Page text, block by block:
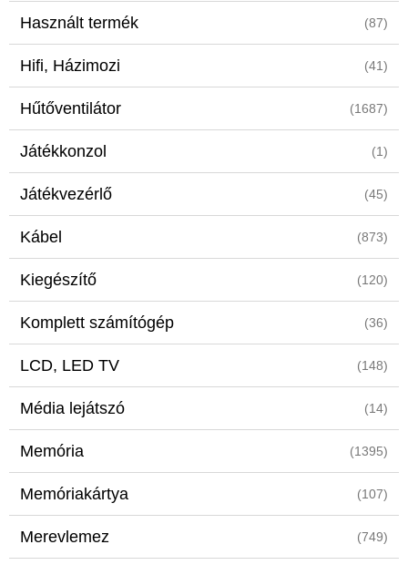
Használt termék (87)
Hifi, Házimozi (41)
Hűtőventilátor (1687)
Játékkonzol (1)
Játékvezérlő (45)
Kábel (873)
Kiegészítő (120)
Komplett számítógép (36)
LCD, LED TV (148)
Média lejátszó (14)
Memória (1395)
Memóriakártya (107)
Merevlemez (749)